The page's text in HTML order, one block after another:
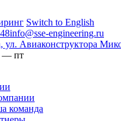
Switch to English
info@sse-engineering.ru
ул. Авиаконструктора
— пт
команда